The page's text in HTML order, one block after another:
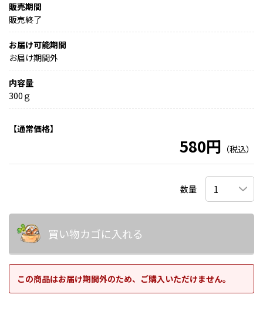
販売期間
販売終了
お届け可能期間
お届け期間外
内容量
300ｇ
【通常価格】
580円 （税込）
数量
買い物カゴに入れる
この商品はお届け期間外のため、ご購入いただけません。